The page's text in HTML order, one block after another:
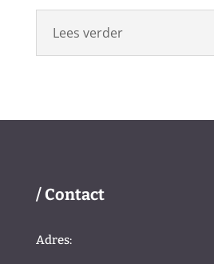
Lees verder
/ Contact
Adres: